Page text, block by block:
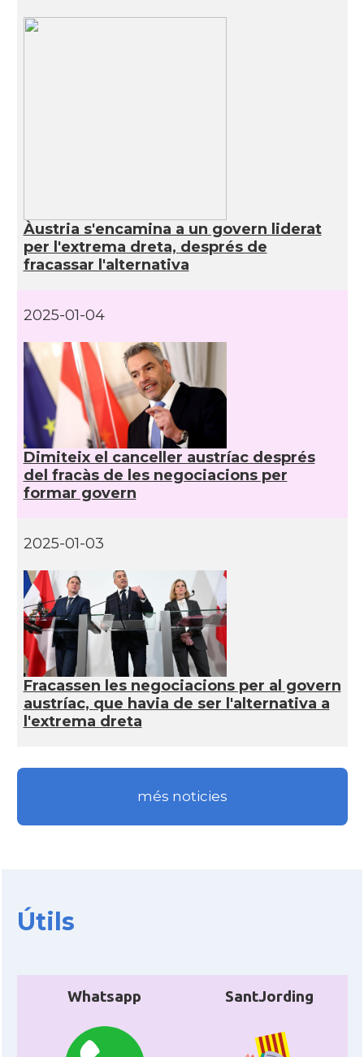
Àustria s'encamina a un govern liderat
per l'extrema dreta, després de
fracassar l'alternativa
2025-01-04
Dimiteix el canceller austríac després
del fracàs de les negociacions per
formar govern
2025-01-03
Fracassen les negociacions per al govern
austríac, que havia de ser l'alternativa a
l'extrema dreta
més noticies
Útils
Whatsapp SantJording